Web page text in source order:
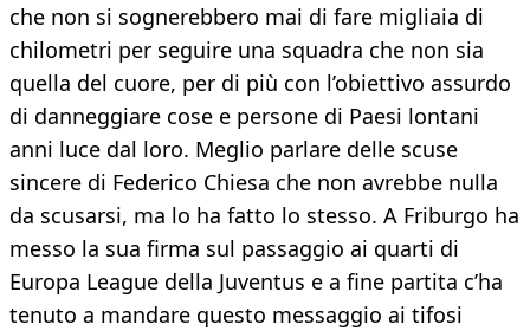
che non si sognerebbero mai di fare migliaia di
chilometri per seguire una squadra che non sia
quella del cuore, per di più con l’obiettivo assurdo
di danneggiare cose e persone di Paesi lontani
anni luce dal loro. Meglio parlare delle scuse
sincere di Federico Chiesa che non avrebbe nulla
da scusarsi, ma lo ha fatto lo stesso. A Friburgo ha
messo la sua firma sul passaggio ai quarti di
Europa League della Juventus e a fine partita c’ha
tenuto a mandare questo messaggio ai tifosi